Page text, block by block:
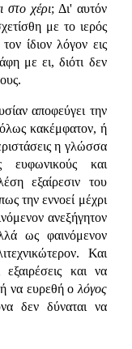
στο χέρι; Δι' αυτόν
με το ιερός
ίδιον λόγον εις
με ει, διότι δεν
αποφεύγει την
κακέμφατον, ή
η γλώσσα
και
εξαίρεσιν του
την εννοεί μέχρι
ανεξήγητον
ως φαινόμενον
Και
και να
να ευρεθή ο λόγος
δεν δύναται να